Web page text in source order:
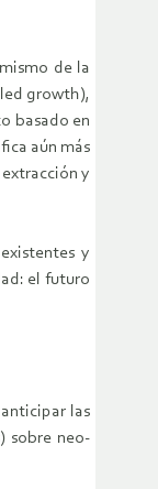
de la
growth),
basado en
aún más
y
y
el futuro
las
sobre neo-